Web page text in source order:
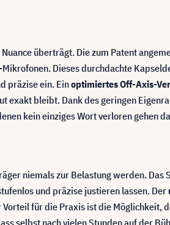
überträgt. Die zum Patent
Dieses durchdachte
präzise ein. Einoptimiertes Off-Axis-
exakt bleibt. Dank des geringen
kein einziges Wort verloren gehen
niemals zur Belastung werden. Das
und präzise justieren lassen. Der
für die Praxis ist die Möglichkeit,
selbst nach vielen Stunden auf der